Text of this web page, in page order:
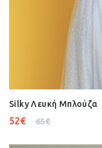
Silky Λευκή Μπλούζα
65€
52€